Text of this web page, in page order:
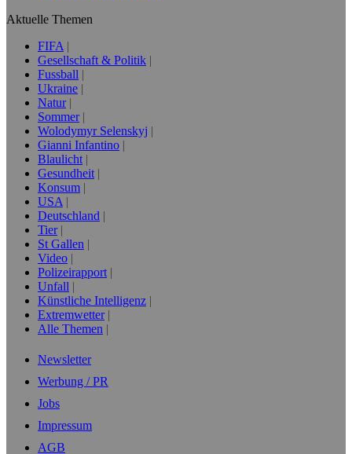
Aktuelle Themen
FIFA
Gesellschaft & Politik
Fussball
Ukraine
Natur
Sommer
Wolodymyr Selenskyj
Gianni Infantino
Blaulicht
Gesundheit
Konsum
USA
Deutschland
Tier
St Gallen
Video
Polizeirapport
Unfall
Künstliche Intelligenz
Extremwetter
Alle Themen
Newsletter
Werbung / PR
Jobs
Impressum
AGB